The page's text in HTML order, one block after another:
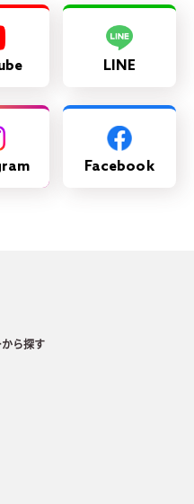
LINE
Facebook
ら探す